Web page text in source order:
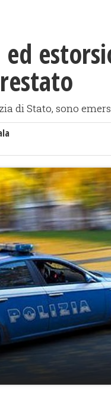
di Stato, sono